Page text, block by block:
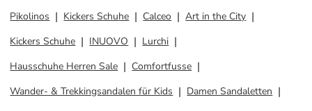
Pikolinos
Kickers Schuhe Calceo
Art in the City
Kickers Schuhe
INUOVO
Lurchi
Hausschuhe Herren Sale
Comfortfusse
Wander- & Trekkingsandalen für Kids
Damen Sandaletten